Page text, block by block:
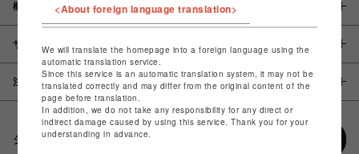
概要
サイズ
注意事項
シェアする
<About foreign language translation>
We will translate the homepage into a foreign language using the
automatic translation service.
Since this service is an automatic translation system, it may not be
translated correctly and may differ from the original content of the
page before translation.
In addition, we do not take any responsibility for any direct or
indirect damage caused by using this service. Thank you for your
understanding in advance.